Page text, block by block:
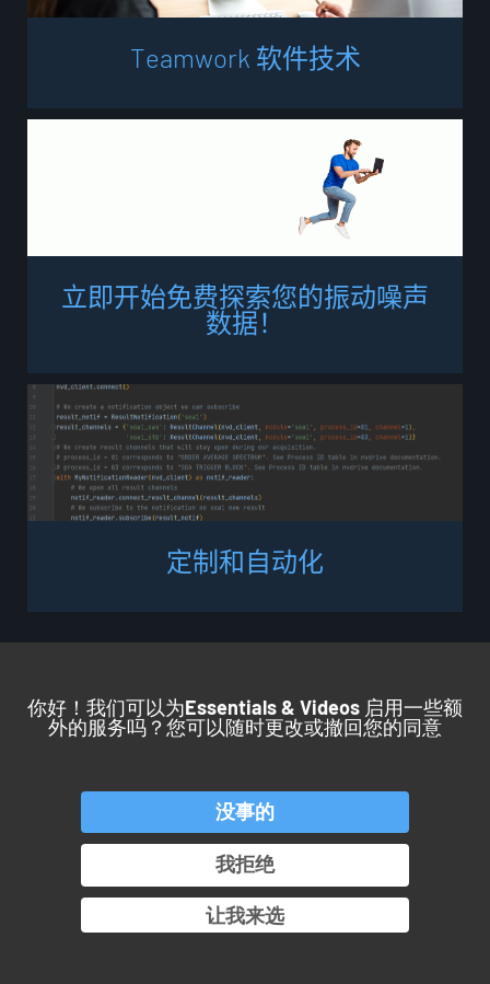
Teamwork 软件技术
立即开始免费探索您的振动噪声
数据！
定制 和 自动化
服务
行业
你好！我们可以为Essentials & Videos 启用一些额
外的服务吗？您可以随时更改或撤回您的同意
让我来选
我拒绝
没事的